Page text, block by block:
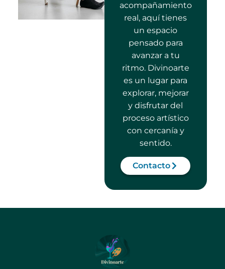
acompañamiento
real, aquí tienes
un espacio
pensado para
avanzar a tu
ritmo. Divinoarte
es un lugar para
explorar, mejorar
y disfrutar del
proceso artístico
con cercanía y
sentido.
Contacto